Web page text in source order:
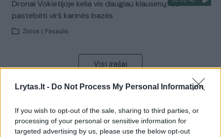
Lrytas.lt - Do Not Process My Personal Information
If you wish to opt-out of the sale, sharing to third parties, or
processing of your personal or sensitive information for
targeted advertising by us, please use the below opt-out
Dronai Vokietijoje kelia vis daugiau klausimų: du
pastebėti virš karinės bazės
Žinios Pasaulis
Visi įrašai
Žiūrimiausi įrašai